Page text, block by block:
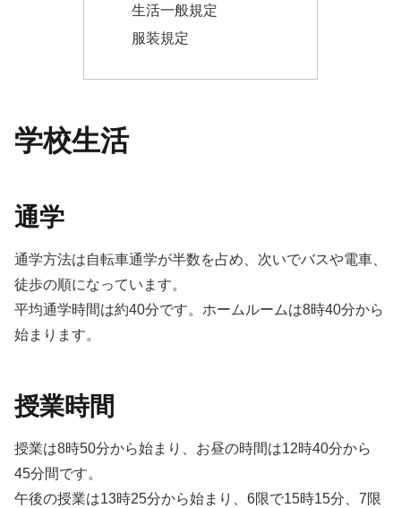
⽣活⼀般規定
服装規定
学校生活
通学
通学⽅法は⾃転⾞通学が半数を占め、次いでバスや電⾞、
徒歩の順になっています。
平均通学時間は約40分です。ホームルームは8時40分から
始まります。
授業時間
授業は8時50分から始まり、お昼の時間は12時40分から
45分間です。
午後の授業は13時25分から始まり、6限で15時15分、7限